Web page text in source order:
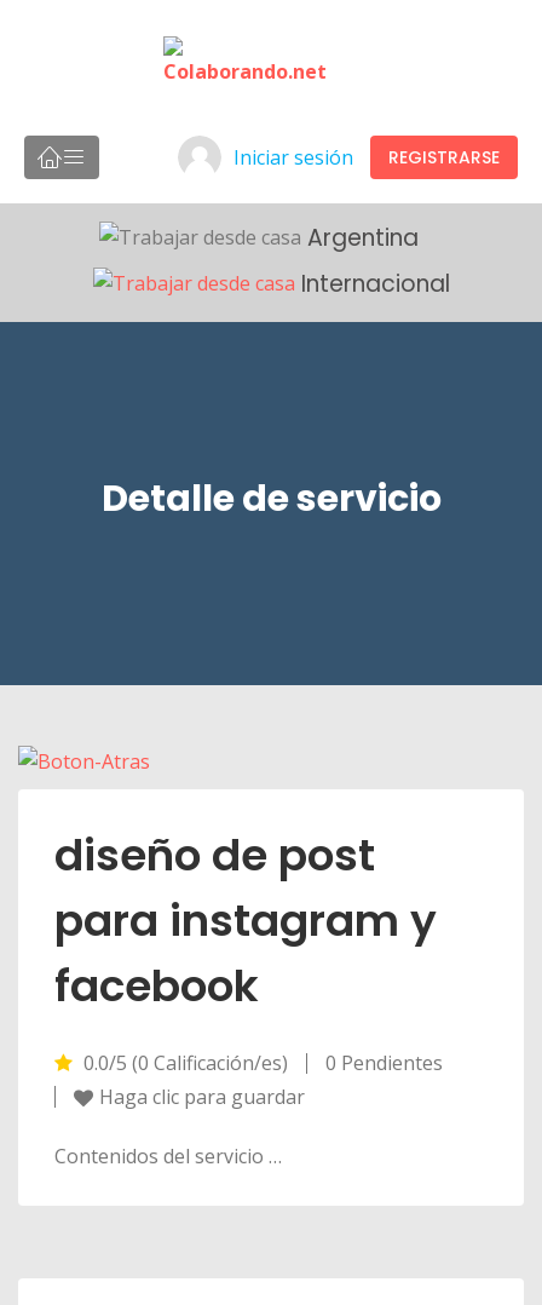
Iniciar sesión REGISTRARSE
Argentina
Internacional
Detalle de servicio
diseño de post
para instagram y
facebook
0.0/5 (0 Calificación/es)
0 Pendientes
Haga clic para guardar
Contenidos del servicio …